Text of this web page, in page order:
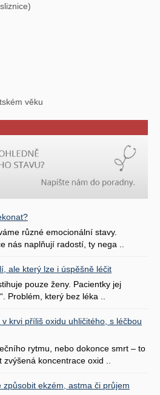
věku
různé emocionální stavy.
nás naplňují radostí, ty nega ..
ale který lze i úspěšně léčit
pouze ženy. Pacientky jej
Problém, který bez léka ..
krvi příliš oxidu uhličitého, s léčbou
rytmu, nebo dokonce smrt – to
zvýšená koncentrace oxid ..
způsobit ekzém, astma či průjem